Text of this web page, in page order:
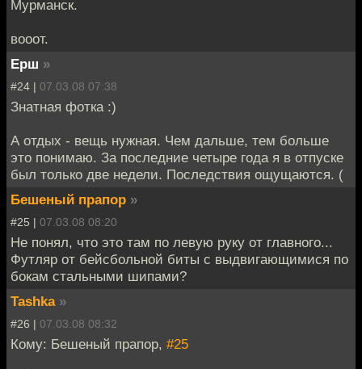
Мурманск.
вооот.
Ерш »
#24 | 07.03.08 07:38
Знатная фотка :)
А отдых - вещь нужная. Чем дальше, тем больше
это понимаю. За последние четыре года я в отпуске
был только две недели. Последствия ощущаются. (
Бешеный прапор »
#25 | 07.03.08 08:20
Не понял, что это там по левую руку от главного...
Футляр от бейсбольной биты с выдвигающимися по
бокам стальными шипами?
Tashka »
#26 | 07.03.08 08:32
Кому: Бешеный прапор, #25